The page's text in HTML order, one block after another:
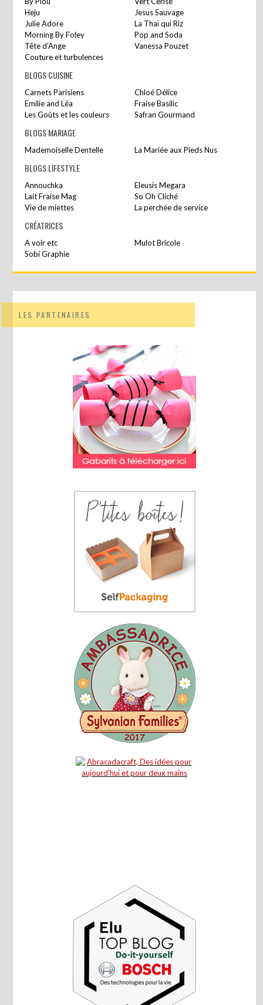
Heju
Jesus Sauvage
Julie Adore
La Thaï qui Riz
Morning By Foley
Pop and Soda
Tête d’Ange
Vanessa Pouzet
Couture et turbulences
BLOGS CUISINE
Carnets Parisiens
Chloé Délice
Emilie and Léa
Fraise Basilic
Les Goûts et les couleurs
Safran Gourmand
BLOGS MARIAGE
Mademoiselle Dentelle La Mariée aux Pieds Nus
BLOGS LIFESTYLE
Annouchka
Eleusis Megara
Lait Fraise Mag
So Oh Cliché
Vie de miettes
La perchée de service
CRÉATRICES
A voir etc
Mulot Bricole
Sobi Graphie
LES PARTENAIRES